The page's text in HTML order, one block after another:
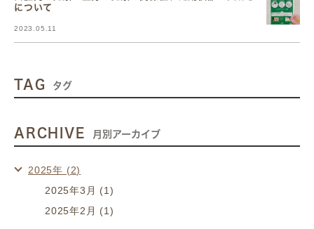
について
2023.05.11
TAG タグ
ARCHIVE 月別アーカイブ
2025年 (2)
2025年3月 (1)
2025年2月 (1)